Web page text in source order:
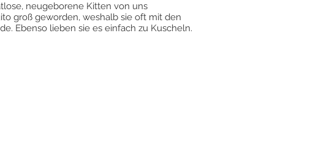
neugeborene Kitten von uns
groß geworden, weshalb sie oft mit den
Ebenso lieben sie es einfach zu Kuscheln.